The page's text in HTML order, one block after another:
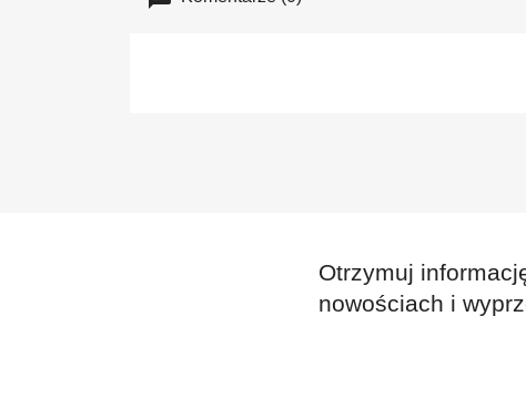
Otrzymuj
nowościach i